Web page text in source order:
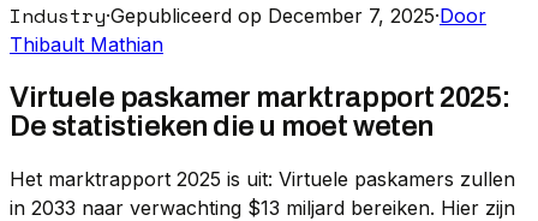
Industry·Gepubliceerd op December 7, 2025·Door
Thibault Mathian
Virtuele paskamer marktrapport 2025:
De statistieken die u moet weten
Het marktrapport 2025 is uit: Virtuele paskamers zullen
in 2033 naar verwachting $13 miljard bereiken. Hier zijn